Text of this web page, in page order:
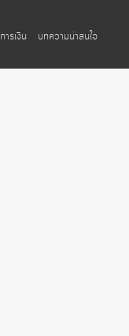
การเงิน
บทความน่าสนใจ